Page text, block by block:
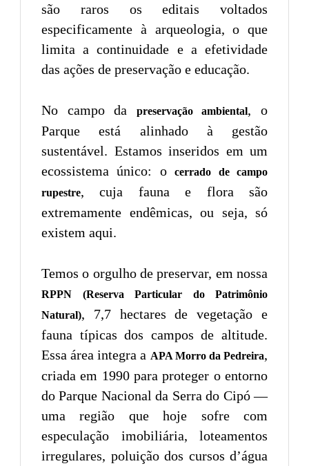
são raros os editais voltados
especificamente à arqueologia, o que
limita a continuidade e a efetividade
das ações de preservação e educação.
No campo da preservação ambiental, o
Parque está alinhado à gestão
sustentável. Estamos inseridos em um
ecossistema único: ocerrado de campo
rupestre, cuja fauna e flora são
extremamente endêmicas, ou seja, só
existem aqui.
Temos o orgulho de preservar, em nossa
RPPN (Reserva Particular do Patrimônio
Natural), 7,7 hectares de vegetação e
fauna típicas dos campos de altitude.
Essa área integra a APA Morro da Pedreira,
criada em 1990 para proteger o entorno
do Parque Nacional da Serra do Cipó —
uma região que hoje sofre com
especulação imobiliária, loteamentos
irregulares, poluição dos cursos d’água